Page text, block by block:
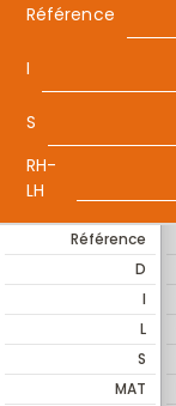
Référence
I
S
RH-
LH
Référence
D
I
L
S
MAT